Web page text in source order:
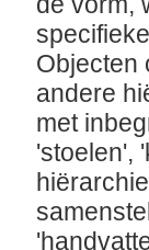
Objecten
andere
met
'stoelen',